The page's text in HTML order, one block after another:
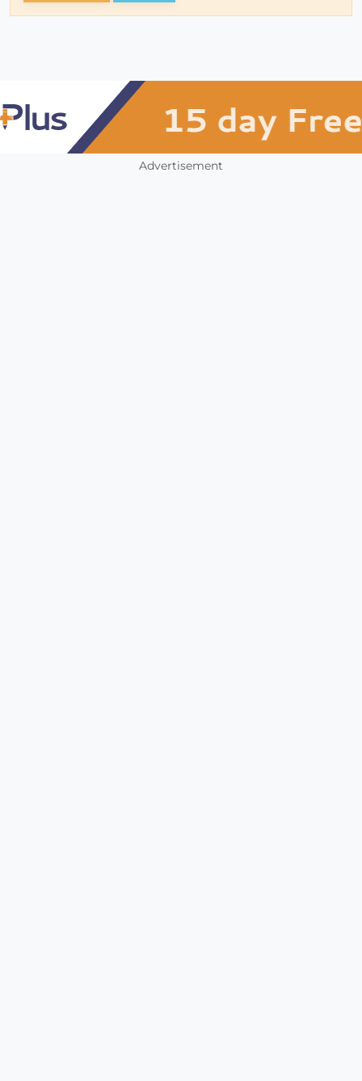
Advertisement